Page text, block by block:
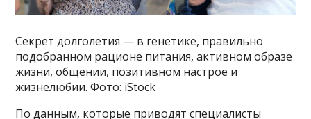
Секрет долголетия — в генетике, правильно
подобранном рационе питания, активном образе
жизни, общении, позитивном настрое и
жизнелюбии. Фото: iStock
По данным, которые приводят специалисты